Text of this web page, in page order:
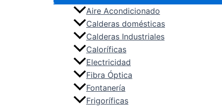
MAP – Marítimo Pesquera
QUI – Química
SAN – Sanidad
SEA – Seguridad y Medio Ambiente
SSC – Servicios Socioculturales y a
TCP – Textil, Confección y Piel
TMV – Transporte y Mantenimiento
VIC – Vidrio y Cerámica
Aire Acondicionado
Calderas domésticas
Calderas Industriales
Caloríficas
Electricidad
Fibra Óptica
Fontanería
Frigoríficas